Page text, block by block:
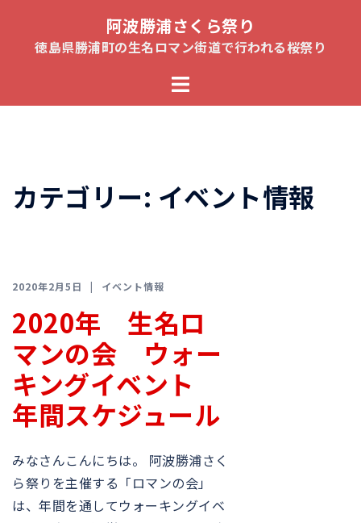
ツ
阿波勝浦さくら祭り
徳島県勝浦町の生名ロマン街道で行われる桜祭り
ト
ュ
ー
カテゴリー: イベント情報
2020年2月5日 イベント情報
2020年 生名ロ
マンの会 ウォー
キングイベント
年間スケジュール
みなさんこんにちは。 阿波勝浦さく
ら祭りを主催する「ロマンの会」
は、年間を通してウォーキングイベ